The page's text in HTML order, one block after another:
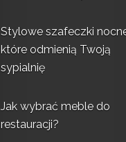
Stylowe szafeczki
które odmienią Twoją
sypialnię
Jak wybrać meble do
restauracji?